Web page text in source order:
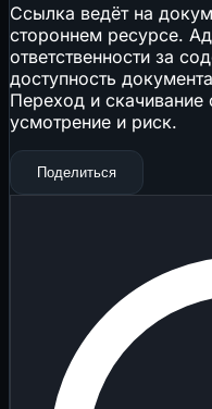
Ссылка ведёт на
стороннем ресурсе.
ответственности за
доступность
Переход и
усмотрение и риск.
Поделиться